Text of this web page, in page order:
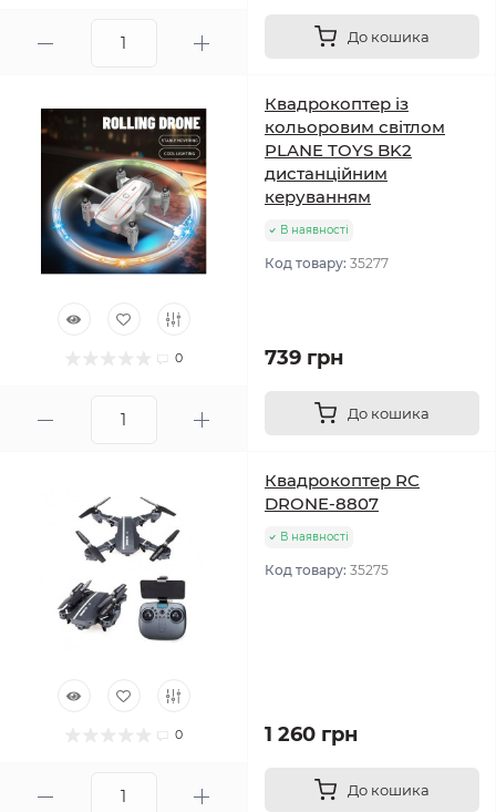
До кошика
0
Квадрокоптер із
кольоровим світлом
PLANE TOYS BK2
дистанційним
керуванням
В наявності
Код товару: 35277
739 грн
До кошика
0
Квадрокоптер RC
DRONE-8807
В наявності
Код товару: 35275
1 260 грн
До кошика